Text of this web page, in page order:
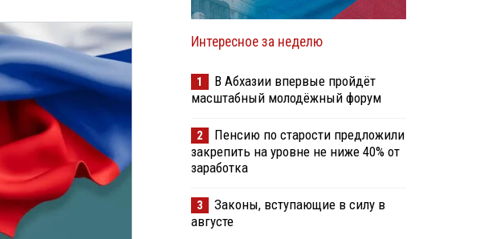
Интересное за неделю
1
В Абхазии впервые пройдёт
масштабный молодёжный форум
2
Пенсию по старости предложили
закрепить на уровне не ниже 40% от
заработка
3
Законы, вступающие в силу в
августе